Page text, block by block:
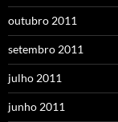
outubro 2011
setembro 2011
julho 2011
junho 2011